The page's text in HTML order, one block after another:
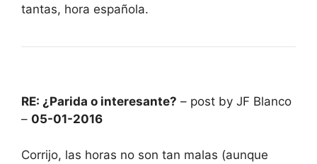
tantas, hora española.
RE: ¿Parida o interesante? – post by JF Blanco
– 05-01-2016
Corrijo, las horas no son tan malas (aunque